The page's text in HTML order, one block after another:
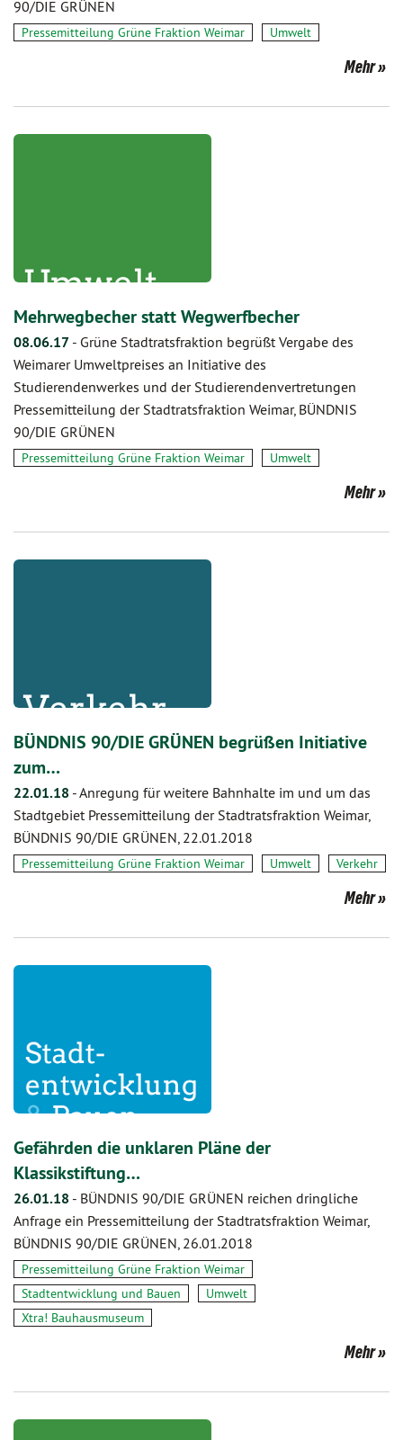
90/DIE GRÜNEN
Pressemitteilung Grüne Fraktion Weimar Umwelt
Mehr
Mehrwegbecher statt Wegwerfbecher
08.06.17 - Grüne Stadtratsfraktion begrüßt Vergabe des
Weimarer Umweltpreises an Initiative des
Studierendenwerkes und der Studierendenvertretungen
Pressemitteilung der Stadtratsfraktion Weimar, BÜNDNIS
90/DIE GRÜNEN
Pressemitteilung Grüne Fraktion Weimar Umwelt
Mehr
BÜNDNIS 90/DIE GRÜNEN begrüßen Initiative
zum…
22.01.18 -Anregung für weitere Bahnhalte im und um das
Stadtgebiet Pressemitteilung der Stadtratsfraktion Weimar,
BÜNDNIS 90/DIE GRÜNEN, 22.01.2018
Pressemitteilung Grüne Fraktion Weimar Umwelt Verkehr
Mehr
Gefährden die unklaren Pläne der
Klassikstiftung…
26.01.18 - BÜNDNIS 90/DIE GRÜNEN reichen dringliche
Anfrage ein Pressemitteilung der Stadtratsfraktion Weimar,
BÜNDNIS 90/DIE GRÜNEN, 26.01.2018
Pressemitteilung Grüne Fraktion Weimar
Stadtentwicklung und Bauen
Umwelt
Xtra! Bauhausmuseum
Mehr